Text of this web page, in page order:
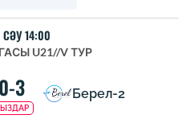
14:00
U21//V ТУР
0-3 Берел-2